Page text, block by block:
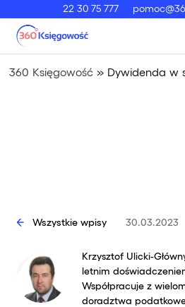
22 30 75 777
360 Księgowość » Dywidenda w
Wszystkie wpisy 30.03.2023
Krzysztof Ulicki-
letnim
Współpracuje z
doradztwa